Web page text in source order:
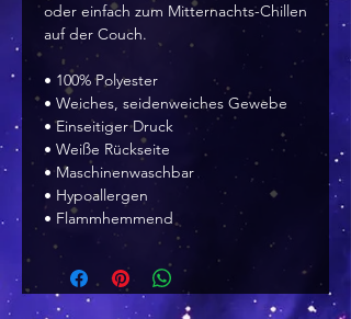
oder einfach zum Mitternachts-Chillen
auf der Couch.
• 100% Polyester
• Weiches, seidenweiches Gewebe
• Einseitiger Druck
• Weiße Rückseite
• Maschinenwaschbar
• Hypoallergen
• Flammhemmend